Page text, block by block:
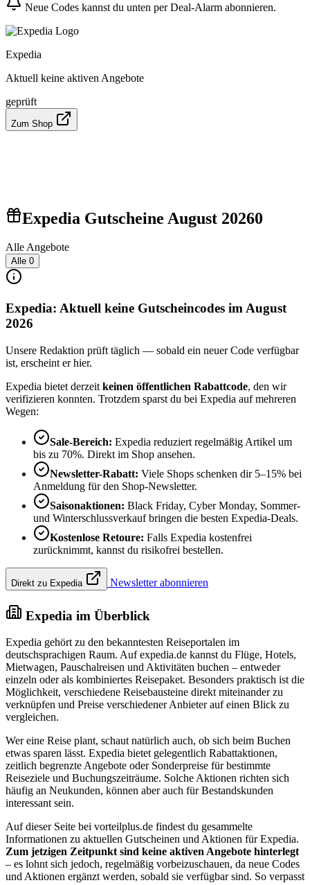
Neue Codes kannst du unten per Deal-Alarm abonnieren.
Expedia
Aktuell keine aktiven Angebote
geprüft
Zum Shop
Expedia Gutscheine August 20260
Alle Angebote
Alle 0
Expedia: Aktuell keine Gutscheincodes im August
2026
Unsere Redaktion prüft täglich — sobald ein neuer Code verfügbar
ist, erscheint er hier.
Expedia bietet derzeit keinen öffentlichen Rabattcode, den wir
verifizieren konnten. Trotzdem sparst du bei Expedia auf mehreren
Wegen:
Sale-Bereich: Expedia reduziert regelmäßig Artikel um
bis zu 70%. Direkt im Shop ansehen.
Newsletter-Rabatt: Viele Shops schenken dir 5–15% bei
Anmeldung für den Shop-Newsletter.
Saisonaktionen: Black Friday, Cyber Monday, Sommer-
und Winterschlussverkauf bringen die besten Expedia-Deals.
Kostenlose Retoure: Falls Expedia kostenfrei
zurücknimmt, kannst du risikofrei bestellen.
Direkt zu Expedia Newsletter abonnieren
Expedia im Überblick
Expedia gehört zu den bekanntesten Reiseportalen im
deutschsprachigen Raum. Auf expedia.de kannst du Flüge, Hotels,
Mietwagen, Pauschalreisen und Aktivitäten buchen – entweder
einzeln oder als kombiniertes Reisepaket. Besonders praktisch ist die
Möglichkeit, verschiedene Reisebausteine direkt miteinander zu
verknüpfen und Preise verschiedener Anbieter auf einen Blick zu
vergleichen.
Wer eine Reise plant, schaut natürlich auch, ob sich beim Buchen
etwas sparen lässt. Expedia bietet gelegentlich Rabattaktionen,
zeitlich begrenzte Angebote oder Sonderpreise für bestimmte
Reiseziele und Buchungszeiträume. Solche Aktionen richten sich
häufig an Neukunden, können aber auch für Bestandskunden
interessant sein.
Auf dieser Seite bei vorteilplus.de findest du gesammelte
Informationen zu aktuellen Gutscheinen und Aktionen für Expedia.
Zum jetzigen Zeitpunkt sind keine aktiven Angebote hinterlegt
– es lohnt sich jedoch, regelmäßig vorbeizuschauen, da neue Codes
und Aktionen ergänzt werden, sobald sie verfügbar sind. So verpasst